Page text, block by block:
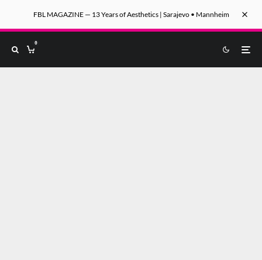
FBL MAGAZINE — 13 Years of Aesthetics | Sarajevo • Mannheim
0